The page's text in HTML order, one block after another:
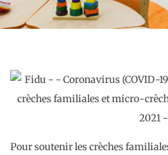
Pour soutenir les crèches